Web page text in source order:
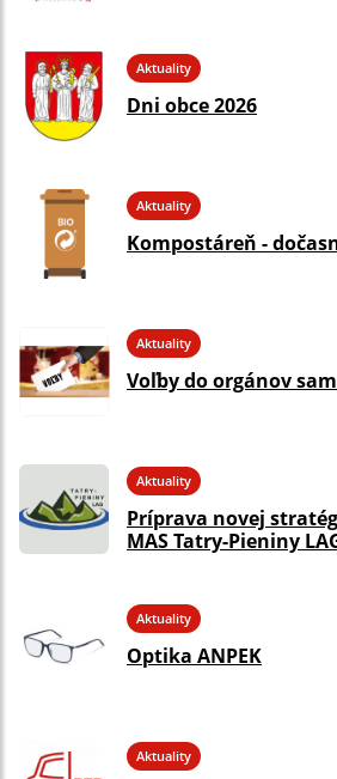
Aktuality
Dni obce 2026
Aktuality
Kompostáreň -
Aktuality
Voľby do orgánov
Aktuality
Príprava novej
MAS Tatry-Pieniny
Aktuality
Optika ANPEK
Aktuality